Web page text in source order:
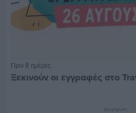
Πριν 8 ημέρες
Ξεκινούν οι εγγραφές στο
Διαφήμιση